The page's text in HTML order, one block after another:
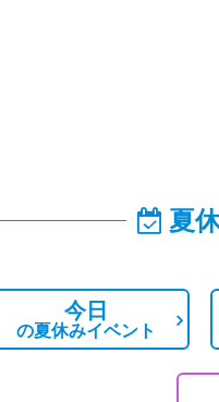
夏
今日
の夏休みイベント